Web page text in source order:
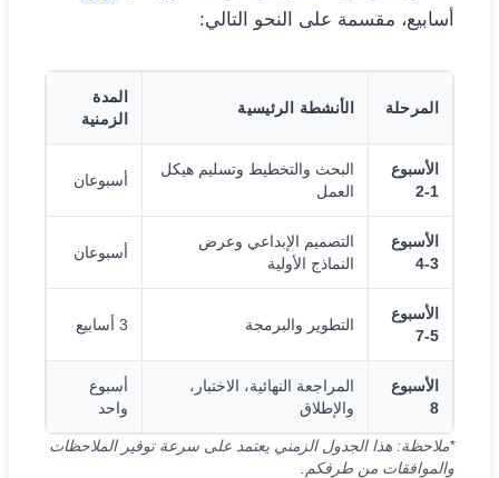
أسابيع، مقسمة على النحو التالي:
المرحلة الأنشطة الرئيسية
المدة
الزمنية
الأسبوع
1-2
البحث والتخطيط وتسليم هيكل
العمل
أسبوعان
الأسبوع
3-4
التصميم الإبداعي وعرض
النماذج الأولية
أسبوعان
الأسبوع
5-7
التطوير والبرمجة 3 أسابيع
الأسبوع
8
المراجعة النهائية، الاختبار،
والإطلاق
أسبوع
واحد
*ملاحظة: هذا الجدول الزمني يعتمد على سرعة توفير الملاحظات
والموافقات من طرفكم.